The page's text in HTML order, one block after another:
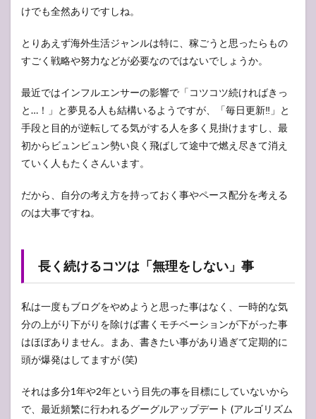
けでも全然ありですしね。
とりあえず海外生活ジャンルは特に、稼ごうと思ったらもの
すごく戦略や努力などが必要なのではないでしょうか。
最近ではインフルエンサーの影響で「コツコツ続ければきっ
と…！」と夢見る人も結構いるようですが、「毎日更新‼︎」と
手段と目的が逆転してる気がする人を多く見掛けますし、最
初からビュンビュン勢い良く飛ばして途中で燃え尽きて消え
ていく人もたくさんいます。
だから、自分の考え方を持っておく事やペース配分を考える
のは大事ですね。
長く続けるコツは「無理をしない」事
私は一度もブログをやめようと思った事はなく、一時的な気
分の上がり下がりを除けば書くモチベーションが下がった事
はほぼありません。まあ、書きたい事があり過ぎて定期的に
頭が爆発はしてますが (笑)
それは多分1年や2年という目先の事を目標にしていないから
で、最近頻繁に行われるグーグルアップデート (アルゴリズム